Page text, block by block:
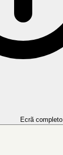
Ecrã completo